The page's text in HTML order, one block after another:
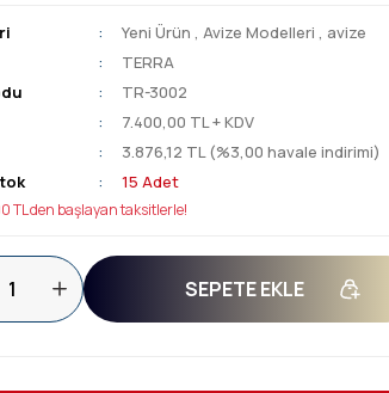
Yeni Ürün ,Avize Modelleri , avize
TERRA
TR-3002
7.400,00 TL + KDV
3.876,12 TL (%3,00 havale indirimi)
15 Adet
TL den başlayan taksitlerle!
SEPETE EKLE